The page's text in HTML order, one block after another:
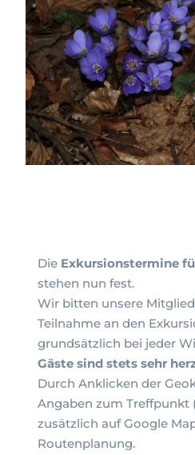
Die Exkursionstermine
stehen nun fest.
Wir bitten unsere
Teilnahme an den
grundsätzlich bei jeder
Gäste sind stets sehr
Durch Anklicken der
Angaben zum Treffpunkt
zusätzlich auf Google
Routenplanung.